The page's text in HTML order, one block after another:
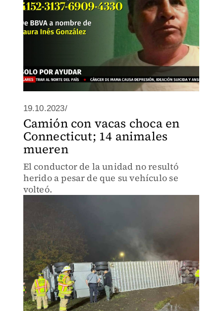
19.10.2023/
Camión con vacas choca en
Connecticut; 14 animales
mueren
El conductor de la unidad no resultó
herido a pesar de que su vehículo se
volteó.